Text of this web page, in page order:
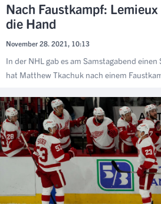
Nach Faustkampf:
die Hand
November 28. 2021, 10:13
In der NHL gab es am Samstagabend
hat Matthew Tkachuk nach einem